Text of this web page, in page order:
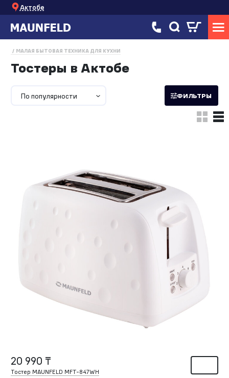
Актобе
МАЛАЯ БЫТОВАЯ ТЕХНИКА ДЛЯ КУХНИ
Тостеры в Актобе
По популярности ФИЛЬТРЫ
20 990 ₸
Тостер MAUNFELD MFT-847WH